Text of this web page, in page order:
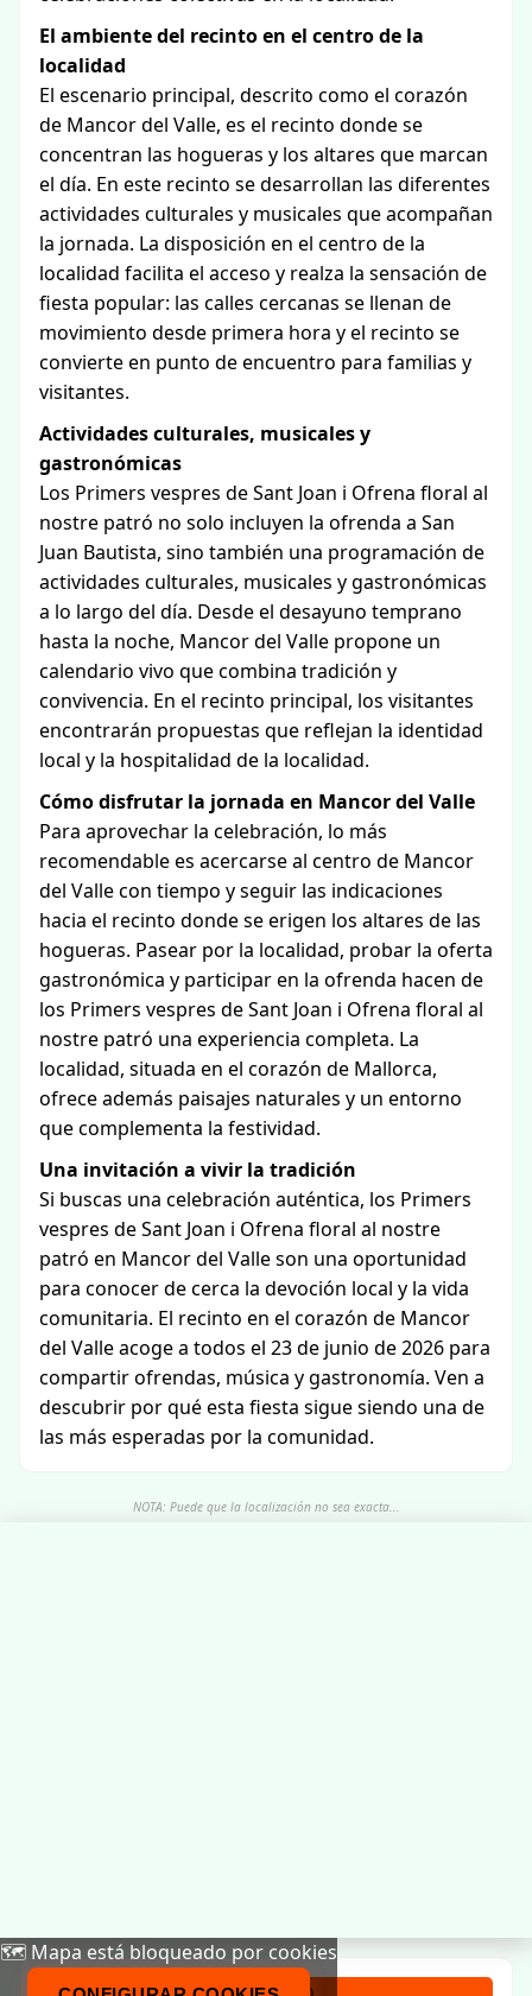
localidad
El escenario principal, descrito como el corazón
de Mancor del Valle, es el recinto donde se
concentran las hogueras y los altares que marcan
el día. En este recinto se desarrollan las diferentes
actividades culturales y musicales que acompañan
la jornada. La disposición en el centro de la
localidad facilita el acceso y realza la sensación de
fiesta popular: las calles cercanas se llenan de
movimiento desde primera hora y el recinto se
convierte en punto de encuentro para familias y
visitantes.
gastronómicas
Los Primers vespres de Sant Joan i Ofrena floral al
nostre patró no solo incluyen la ofrenda a San
Juan Bautista, sino también una programación de
actividades culturales, musicales y gastronómicas
a lo largo del día. Desde el desayuno temprano
hasta la noche, Mancor del Valle propone un
calendario vivo que combina tradición y
convivencia. En el recinto principal, los visitantes
encontrarán propuestas que reflejan la identidad
local y la hospitalidad de la localidad.
Para aprovechar la celebración, lo más
recomendable es acercarse al centro de Mancor
del Valle con tiempo y seguir las indicaciones
hacia el recinto donde se erigen los altares de las
hogueras. Pasear por la localidad, probar la oferta
gastronómica y participar en la ofrenda hacen de
los Primers vespres de Sant Joan i Ofrena floral al
nostre patró una experiencia completa. La
localidad, situada en el corazón de Mallorca,
ofrece además paisajes naturales y un entorno
que complementa la festividad.
Si buscas una celebración auténtica, los Primers
vespres de Sant Joan i Ofrena floral al nostre
patró en Mancor del Valle son una oportunidad
para conocer de cerca la devoción local y la vida
comunitaria. El recinto en el corazón de Mancor
del Valle acoge a todos el 23 de junio de 2026 para
compartir ofrendas, música y gastronomía. Ven a
descubrir por qué esta fiesta sigue siendo una de
las más esperadas por la comunidad.
🗺️ Mapa está bloqueado por cookies
Calendario